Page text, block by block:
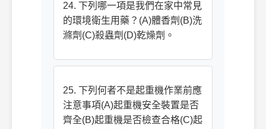
24. 下列哪一項是我們在家中常見
的環境衛生用藥？(A)體香劑(B)洗
滌劑(C)殺蟲劑(D)乾燥劑。
25. 下列何者不是起重機作業前應
注意事項(A)起重機安全裝置是否
齊全(B)起重機是否檢查合格(C)起